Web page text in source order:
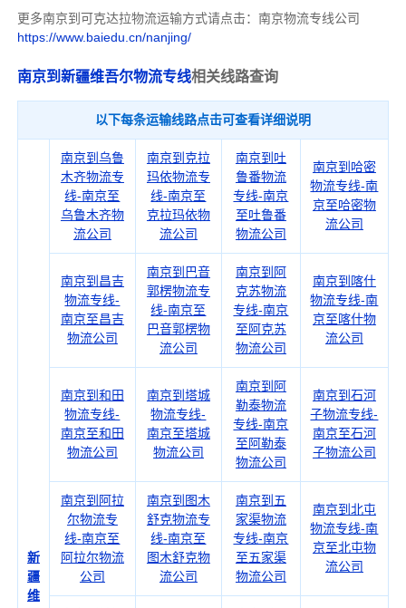
更多南京到可克达拉物流运输方式请点击：南京物流专线公司
https://www.baiedu.cn/nanjing/
南京到新疆维吾尔物流专线相关线路查询
以下每条运输线路点击可查看详细说明
新
疆
维
南京到乌鲁
木齐物流专
线-南京至
乌鲁木齐物
流公司
南京到克拉
玛依物流专
线-南京至
克拉玛依物
流公司
南京到吐
鲁番物流
专线-南京
至吐鲁番
物流公司
南京到哈密
物流专线-南
京至哈密物
流公司
南京到昌吉
物流专线-
南京至昌吉
物流公司
南京到巴音
郭楞物流专
线-南京至
巴音郭楞物
流公司
南京到阿
克苏物流
专线-南京
至阿克苏
物流公司
南京到喀什
物流专线-南
京至喀什物
流公司
南京到和田
物流专线-
南京至和田
物流公司
南京到塔城
物流专线-
南京至塔城
物流公司
南京到阿
勒泰物流
专线-南京
至阿勒泰
物流公司
南京到石河
子物流专线-
南京至石河
子物流公司
南京到阿拉
尔物流专
线-南京至
阿拉尔物流
公司
南京到图木
舒克物流专
线-南京至
图木舒克物
流公司
南京到五
家渠物流
专线-南京
至五家渠
物流公司
南京到北屯
物流专线-南
京至北屯物
流公司